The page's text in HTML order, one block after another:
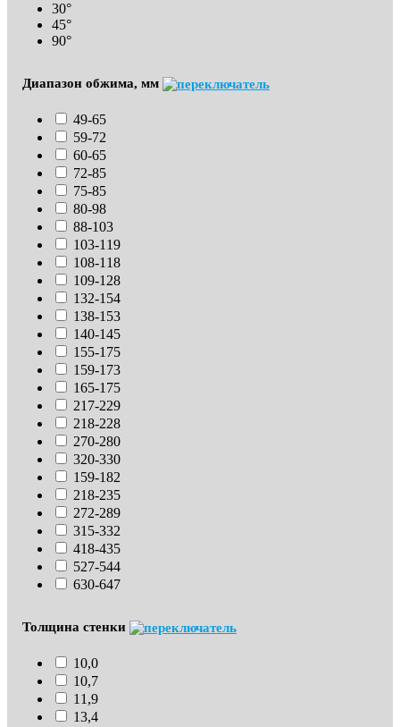
30°
45°
90°
Диапазон обжима, мм
49-65
59-72
60-65
72-85
75-85
80-98
88-103
103-119
108-118
109-128
132-154
138-153
140-145
155-175
159-173
165-175
217-229
218-228
270-280
320-330
159-182
218-235
272-289
315-332
418-435
527-544
630-647
Толщина стенки
10,0
10,7
11,9
13,4